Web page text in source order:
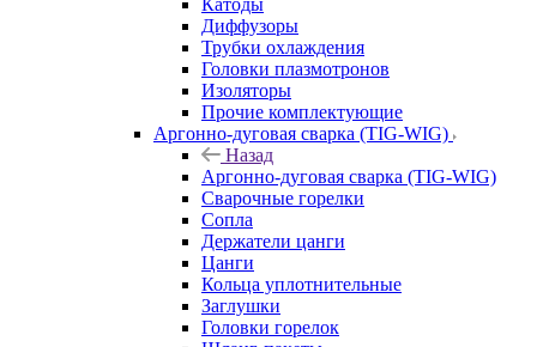
Катоды
Диффузоры
Трубки охлаждения
Головки плазмотронов
Изоляторы
Прочие комплектующие
Аргонно-дуговая сварка (TIG-WIG)
Назад
Аргонно-дуговая сварка (TIG-WIG)
Сварочные горелки
Сопла
Держатели цанги
Цанги
Кольца уплотнительные
Заглушки
Головки горелок